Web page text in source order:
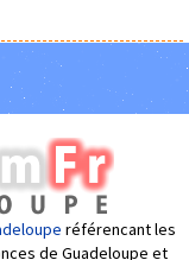
référencant les
de Guadeloupe et